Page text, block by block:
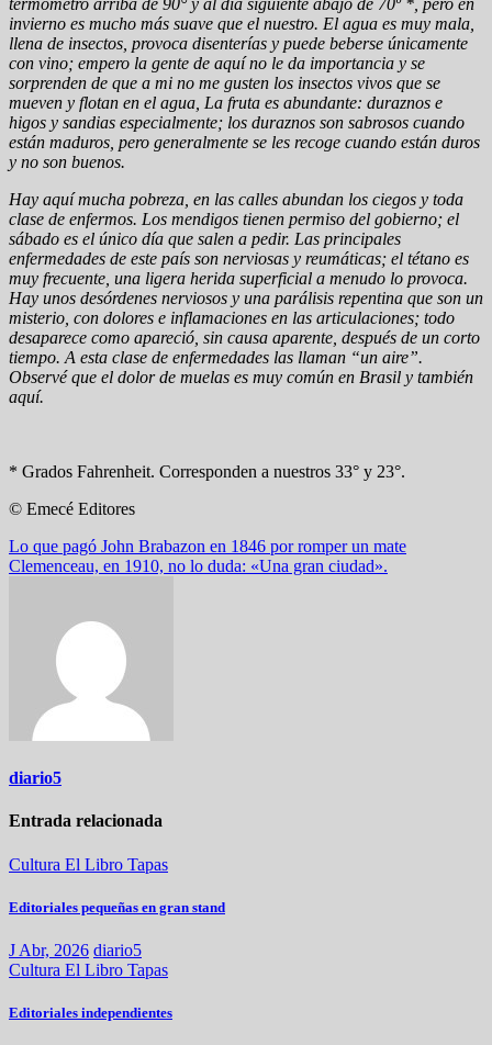
termómetro arriba de 90° y al día siguiente abajo de 70º *, pero en
invierno es mucho más suave que el nuestro. El agua es muy mala,
llena de insectos, provoca disenterías y puede beberse únicamente
con vino; empero la gente de aquí no le da importancia y se
sorprenden de que a mi no me gusten los insectos vivos que se
mueven y flotan en el agua, La fruta es abundante: duraznos e
higos y sandias especialmente; los duraznos son sabrosos cuando
están maduros, pero generalmente se les recoge cuando están duros
y no son buenos.
Hay aquí mucha pobreza, en las calles abundan los ciegos y toda
clase de enfermos. Los mendigos tienen permiso del gobierno; el
sábado es el único día que salen a pedir. Las principales
enfermedades de este país son nerviosas y reumáticas; el tétano es
muy frecuente, una ligera herida superficial a menudo lo provoca.
Hay unos desórdenes nerviosos y una parálisis repentina que son un
misterio, con dolores e inflamaciones en las articulaciones; todo
desaparece como apareció, sin causa aparente, después de un corto
tiempo. A esta clase de enfermedades las llaman “un aire”.
Observé que el dolor de muelas es muy común en Brasil y también
aquí.
* Grados Fahrenheit. Corresponden a nuestros 33° y 23°.
© Emecé Editores
Navegación
de
Lo que pagó John Brabazon en 1846 por romper un mate
Clemenceau, en 1910, no lo duda: «Una gran ciudad».
diario5
Entrada relacionada
Cultura El Libro Tapas
Editoriales pequeñas en gran stand
J Abr, 2026 diario5
Cultura El Libro Tapas
Editoriales independientes